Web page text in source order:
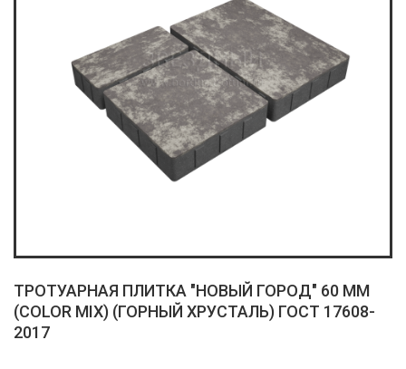
ТРОТУАРНАЯ ПЛИТКА "НОВЫЙ ГОРОД" 60 ММ
(COLOR MIX) (ГОРНЫЙ ХРУСТАЛЬ) ГОСТ 17608-
2017